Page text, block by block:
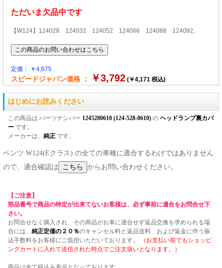
ただいま欠品中です
【W124】124028 124032 124052 124066 124088 124092,
定価： ￥4,675
スピードジャパン価格 ： ￥3,792 (￥4,171 税込)
はじめにお読みください
この商品は パーツナンバー 1245280610 (124-528-0610) の ヘッドランプ裏カバ
ー です。
メーカーは、 純正 です。
ベンツ W124(Eクラス) の全ての車種に適合するわけではありません
ので、適合確認は
からお問い合わせください。
【ご注意】
部品番号で商品の特定が出来てないお客様は、必ず事前に適合をお問合せ下
さい。
お問合せなく購入され、その商品がお車に適合せず返品交換を求められる場
合には、 純正定価の２０％のキャンセル料と返品送料、および返金に伴う振
込手数料をお客様にご負担いただいております。
（お支払い前でもショッピ
ングカートに入れて送信された時点でご注文扱いとなります。）